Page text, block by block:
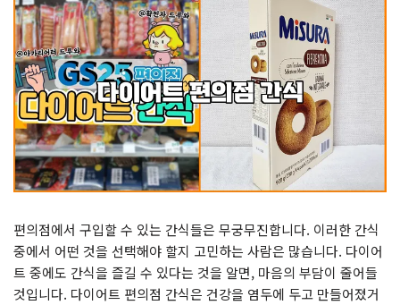
편의점에서 구입할 수 있는 간식들은 무궁무진합니다. 이러한 간식
중에서 어떤 것을 선택해야 할지 고민하는 사람은 많습니다. 다이어
트 중에도 간식을 즐길 수 있다는 것을 알면, 마음의 부담이 줄어들
것입니다. 다이어트 편의점 간식은 건강을 염두에 두고 만들어졌거